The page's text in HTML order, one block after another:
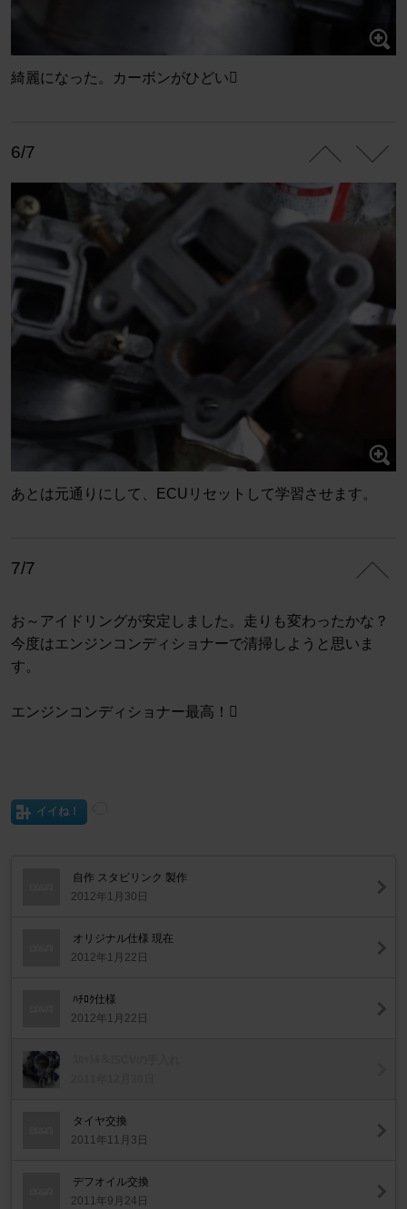
綺麗になった。カーボンがひどい
6/7
あとは元通りにして、ECUリセットして学習させます。
7/7
お～アイドリングが安定しました。走りも変わったかな？
今度はエンジンコンディショナーで清掃しようと思いま
す。
エンジンコンディショナー最高！
イイね！
自作 スタビリンク 製作
2012年1月30日
オリジナル仕様 現在
2012年1月22日
ﾊﾁﾛｸ仕様
2012年1月22日
タイヤ交換
2011年11月3日
デフオイル交換
2011年9月24日